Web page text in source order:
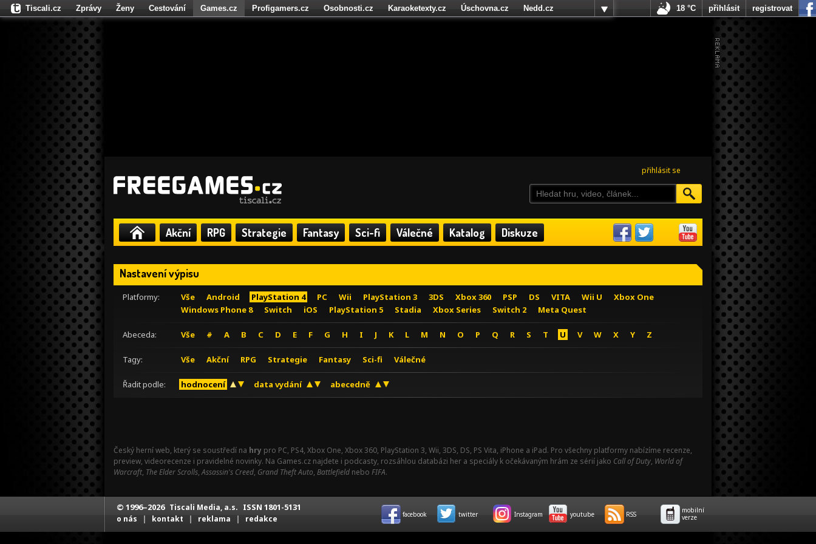
přihlásit se
Akční RPG Strategie Fantasy Sci-fi Válečné Katalog Diskuze
Nastavení výpisu
Platformy: Vše Android PlayStation 4 PC Wii PlayStation 3 3DS Xbox 360 PSP DS VITA Wii U
Xbox One
Windows Phone 8
Switch iOS PlayStation 5 Stadia Xbox Series Switch 2 Meta Quest
Abeceda: Vše # A B C D E F G H I J K L M N O P Q R S T U V W X Y Z
Tagy: Vše Akční RPG Strategie Fantasy Sci-fi Válečné
Řadit podle: hodnocení data vydání abecedně
Český herní web, který se soustředí na hry pro PC, PS4, Xbox One, Xbox 360, PlayStation 3, Wii, 3DS, DS, PS Vita, iPhone a iPad. Pro všechny platformy nabízíme recenze,
preview, videorecenze i pravidelné novinky. Na Games.cz najdete i podcasty, rozsáhlou databázi her a speciály k očekávaným hrám ze sérií jako Call of Duty, World of
Warcraft, The Elder Scrolls,Assassin's Creed, Grand Theft Auto, Battlefield nebo FIFA.
Tiscali.cz Zprávy Ženy Cestování Games.cz Profigamers.cz Osobnosti.cz Karaoketexty.cz Úschovna.cz
Nedd.cz
Fights.cz
18 °C přihlásit registrovat
© 1996–2026 Tiscali Media, a.s. ISSN 1801-5131
o nás | kontakt | reklama | redakce facebook twitter Instagram youtube RSS
mobilní
verze